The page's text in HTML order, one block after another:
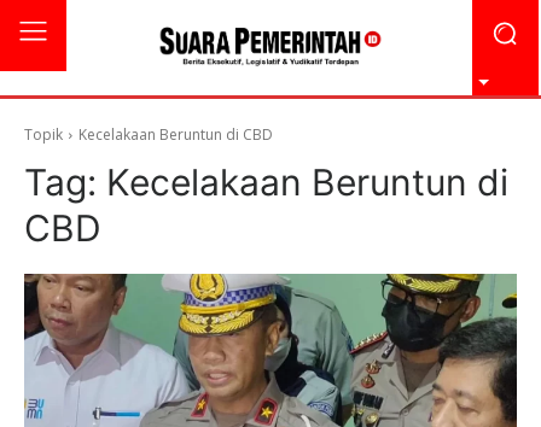
Topik Kecelakaan Beruntun di CBD
Tag: Kecelakaan Beruntun di
CBD